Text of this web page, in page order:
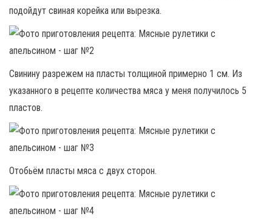
подойдут свиная корейка или вырезка.
Свинину разрежем на пласты толщиной примерно 1 см. Из
указанного в рецепте количества мяса у меня получилось 5
пластов.
Отобьём пласты мяса с двух сторон.